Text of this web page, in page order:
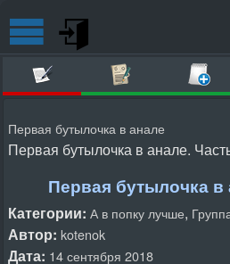
Первая бутылочка в анале
Первая бутылочка в анале.
Первая бутылочка в
Категории: А в попку лучше,
Автор: kotenok
Дата: 14 сентября 2018